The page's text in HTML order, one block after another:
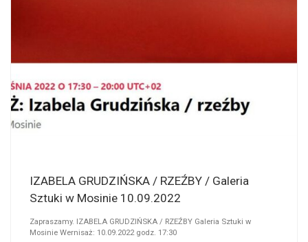
IZABELA GRUDZIŃSKA / RZEŹBY / Galeria
Sztuki w Mosinie 10.09.2022
Zapraszamy. IZABELA GRUDZIŃSKA / RZEŹBY Galeria Sztuki w
Mosinie Wernisaż: 10.09.2022 godz. 17:30